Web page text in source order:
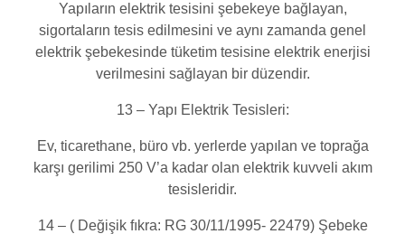
Yapıların elektrik tesisini şebekeye bağlayan,
sigortaların tesis edilmesini ve aynı zamanda genel
elektrik şebekesinde tüketim tesisine elektrik enerjisi
verilmesini sağlayan bir düzendir.
13 – Yapı Elektrik Tesisleri:
Ev, ticarethane, büro vb. yerlerde yapılan ve toprağa
karşı gerilimi 250 V’a kadar olan elektrik kuvveli akım
tesisleridir.
14 – ( Değişik fıkra: RG 30/11/1995- 22479) Şebeke